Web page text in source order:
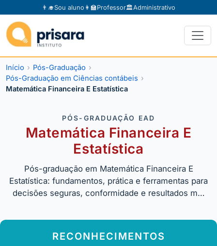
👨‍🎓Sou aluno 👩‍🏫Professor🏛️Administrativo
Início
Pós-Graduação
Pós-Graduação em Ciências contábeis
Matemática Financeira E Estatística
PÓS-GRADUAÇÃO EAD
Matemática Financeira E
Estatística
Pós-graduação em Matemática Financeira E
Estatística: fundamentos, prática e ferramentas para
decisões seguras, conformidade e resultados m…
RECONHECIMENTOS